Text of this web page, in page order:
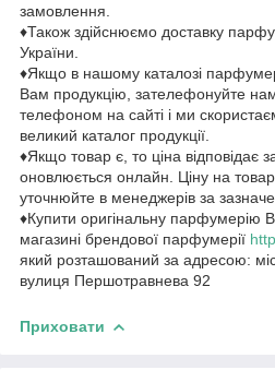
замовлення.
♦Також здійснюємо доставку
України.
♦Якщо в нашому каталозі
Вам продукцію, зателефонуйте
телефоном на сайті і ми
великий каталог продукції.
♦Якщо товар є, то ціна відповідає
оновлюється онлайн. Ціну на
уточнюйте в менеджерів за
♦Купити оригінальну парфумерію
магазині брендової парфумерії
який розташований за адресою:
вулиця Першотравнева 92
Приховати